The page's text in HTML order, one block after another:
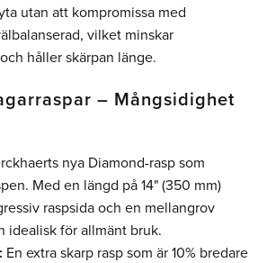
utan att kompromissa med
vilket minskar
håller skärpan länge.
– Mångsidighet
nya Diamond-rasp som
Med en längd på 14" (350 mm)
raspsida och en mellangrov
idealisk för allmänt bruk.
: En extra skarp rasp som är 10% bredare